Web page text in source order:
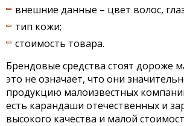
внешние данные – цвет волос,
тип кожи;
стоимость товара.
Брендовые средства стоят дороже
это не означает, что они
продукцию малоизвестных
есть карандаши отечественных и
высокого качества и малой